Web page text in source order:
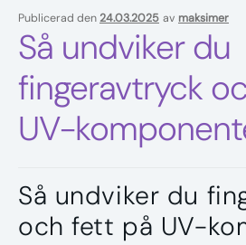
Publicerad den24.03.2025 av maksimer
Så undviker du
fingeravtryck
UV-
Så undviker du
och fett på UV-